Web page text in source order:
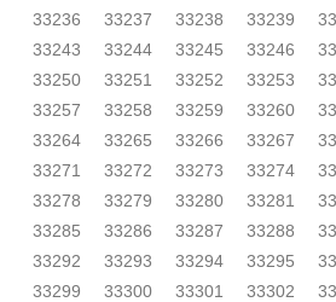
33236
33237 33238 33239
33243
33244 33245 33246
33250
33251 33252 33253
33257
33258 33259 33260
33264
33265 33266 33267
33271
33272 33273 33274
33278
33279 33280 33281
33285
33286 33287 33288
33292
33293 33294 33295
33299
33300 33301 33302